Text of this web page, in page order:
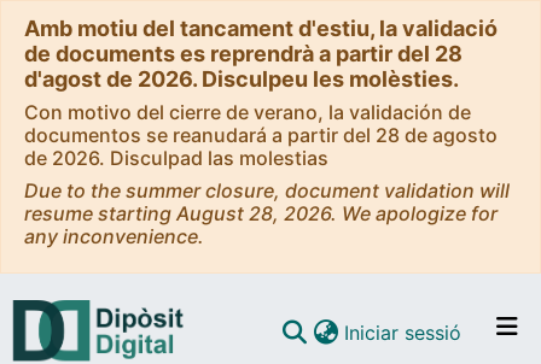
Amb motiu del tancament d'estiu, la validació
de documents es reprendrà a partir del 28
d'agost de 2026. Disculpeu les molèsties.
Con motivo del cierre de verano, la validación de
documentos se reanudará a partir del 28 de agosto
de 2026. Disculpad las molestias
Due to the summer closure, document validation will
resume starting August 28, 2026. We apologize for
any inconvenience.
Iniciar sessió (current)